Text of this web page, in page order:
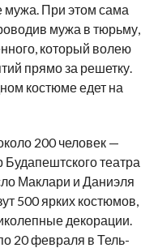
мужа. При этом сама
мужа в тюрьму,
который волею
прямо за решетку.
костюме едет на
200 человек —
Будапештского театра
Маклари и Даниэля
500 ярких костюмов,
декорации.
20 февраля в Тель-